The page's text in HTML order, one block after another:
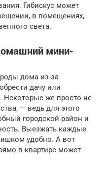
Гибискус может
в помещениях,
света.
мини-
дома из-за
дачу или
Некоторые же просто не
— ведь для этого
городской район и
Выезжать каждые
удобно. А вот
в квартире может